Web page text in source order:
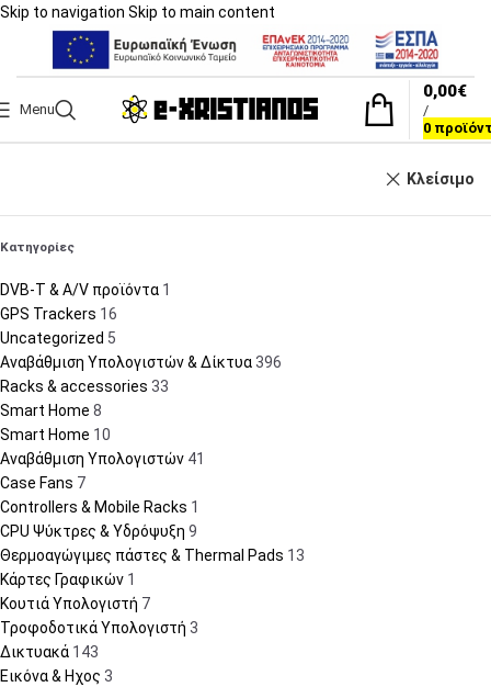
Skip to navigation Skip to main content
Menu
0
/
0,00€
Κλείσιμο
Κατηγορίες
DVB-T & A/V προϊόντα 1
GPS Trackers 16
Uncategorized 5
Αναβάθμιση Υπολογιστών & Δίκτυα 396
Racks & accessories 33
Smart Home 8
Smart Home 10
Αναβάθμιση Υπολογιστών 41
Case Fans 7
Controllers & Mobile Racks 1
CPU Ψύκτρες & Υδρόψυξη 9
Θερμοαγώγιμες πάστες & Thermal Pads 13
Κάρτες Γραφικών 1
Κουτιά Υπολογιστή 7
Τροφοδοτικά Υπολογιστή 3
Δικτυακά 143
Εικόνα & Ηχος 3